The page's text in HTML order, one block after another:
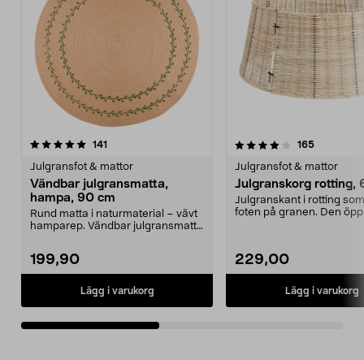
141
Julgransfot & mattor
Vändbar julgransmatta,
hampa, 90 cm
Rund matta i naturmaterial – vävt
hamparep. Vändbar julgransmatta
199,90
Lägg i varukorg
4.0av 5 stjärnor 165
Julgransfot & mattor
Julgranskorg rotting,
Julgranskant i rotting
foten på granen. Den
229,00
Lägg i varukorg
4.0av 5 stjärnor